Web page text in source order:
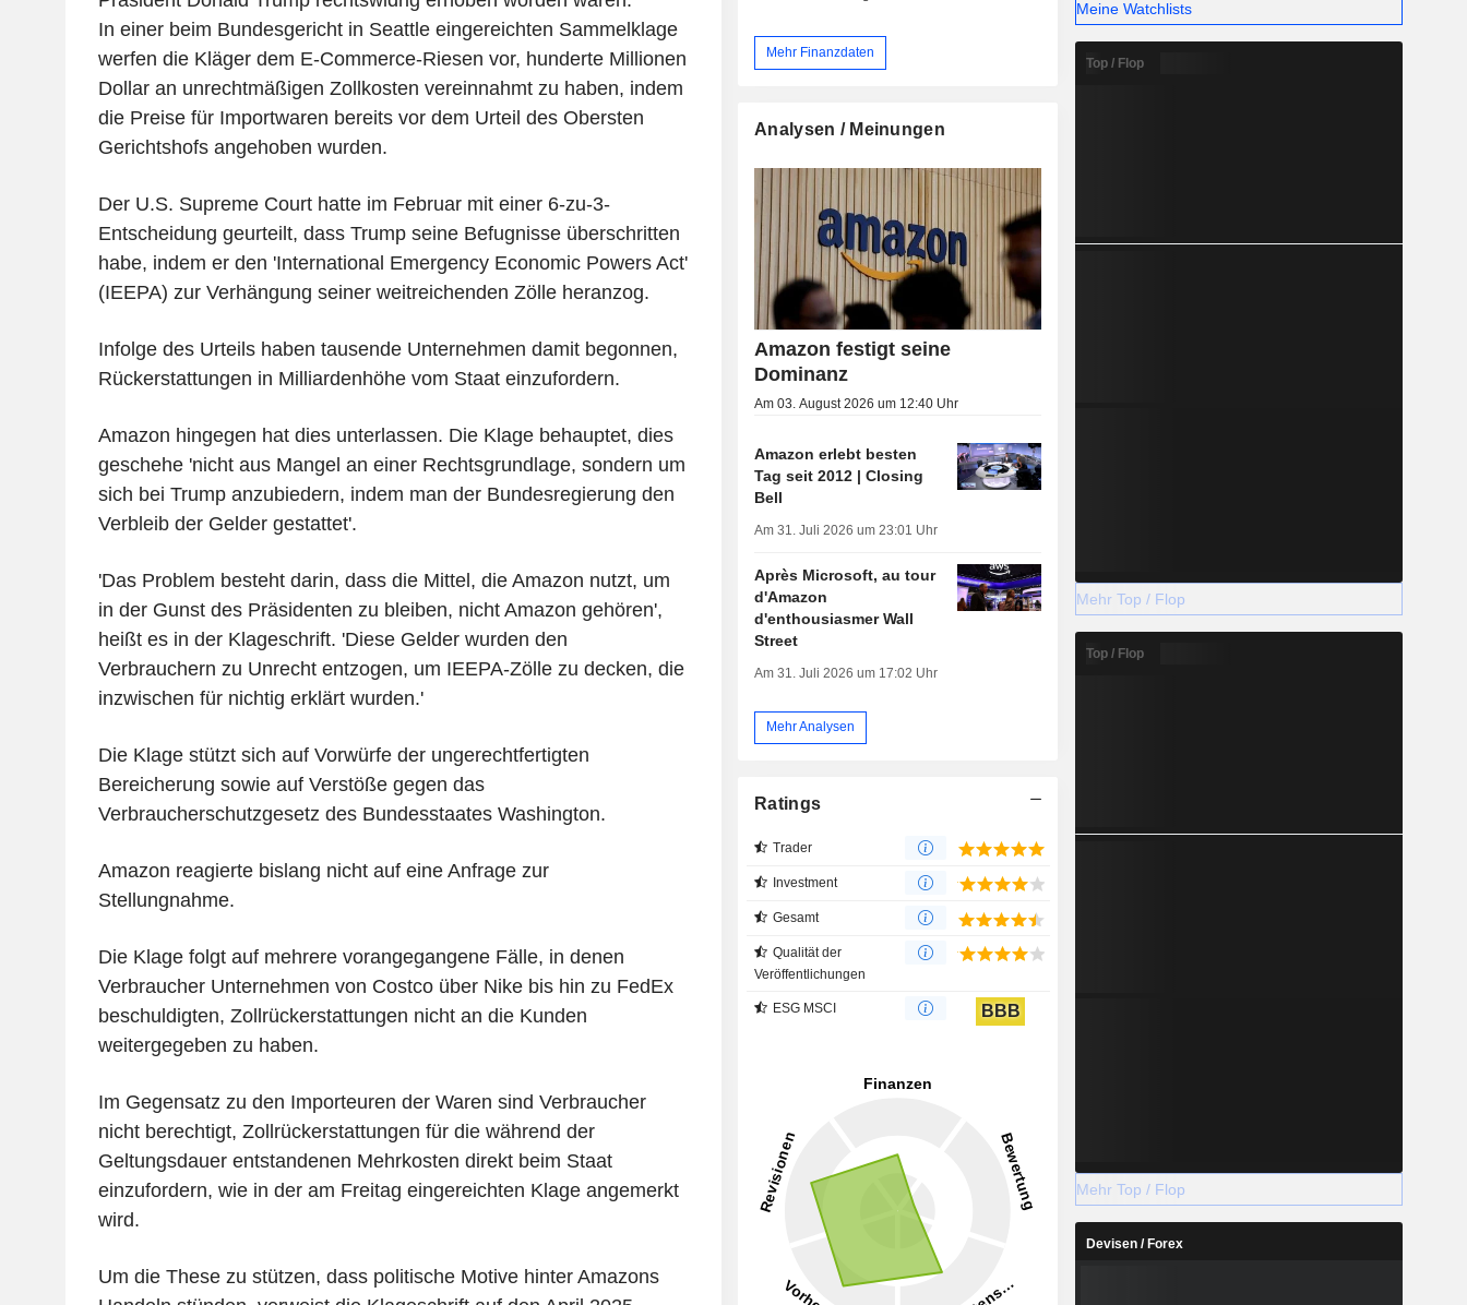
In einer beim Bundesgericht in Seattle eingereichten Sammelklage
werfen die Kläger dem E-Commerce-Riesen vor, hunderte Millionen
Dollar an unrechtmäßigen Zollkosten vereinnahmt zu haben, indem
die Preise für Importwaren bereits vor dem Urteil des Obersten
Gerichtshofs angehoben wurden.
Der U.S. Supreme Court hatte im Februar mit einer 6-zu-3-
Entscheidung geurteilt, dass Trump seine Befugnisse überschritten
habe, indem er den 'International Emergency Economic Powers Act'
(IEEPA) zur Verhängung seiner weitreichenden Zölle heranzog.
Infolge des Urteils haben tausende Unternehmen damit begonnen,
Rückerstattungen in Milliardenhöhe vom Staat einzufordern.
Amazon hingegen hat dies unterlassen. Die Klage behauptet, dies
geschehe 'nicht aus Mangel an einer Rechtsgrundlage, sondern um
sich bei Trump anzubiedern, indem man der Bundesregierung den
Verbleib der Gelder gestattet'.
'Das Problem besteht darin, dass die Mittel, die Amazon nutzt, um
in der Gunst des Präsidenten zu bleiben, nicht Amazon gehören',
heißt es in der Klageschrift. 'Diese Gelder wurden den
Verbrauchern zu Unrecht entzogen, um IEEPA-Zölle zu decken, die
inzwischen für nichtig erklärt wurden.'
Die Klage stützt sich auf Vorwürfe der ungerechtfertigten
Bereicherung sowie auf Verstöße gegen das
Verbraucherschutzgesetz des Bundesstaates Washington.
Amazon reagierte bislang nicht auf eine Anfrage zur
Stellungnahme.
Die Klage folgt auf mehrere vorangegangene Fälle, in denen
Verbraucher Unternehmen von Costco über Nike bis hin zu FedEx
beschuldigten, Zollrückerstattungen nicht an die Kunden
weitergegeben zu haben.
Im Gegensatz zu den Importeuren der Waren sind Verbraucher
nicht berechtigt, Zollrückerstattungen für die während der
Geltungsdauer entstandenen Mehrkosten direkt beim Staat
einzufordern, wie in der am Freitag eingereichten Klage angemerkt
wird.
Um die These zu stützen, dass politische Motive hinter Amazons
Mehr Finanzdaten
Analysen / Meinungen
Amazon festigt seine
Dominanz
Am 03. August 2026 um 12:40 Uhr
Amazon erlebt besten
Tag seit 2012 | Closing
Bell
Am 31. Juli 2026 um 23:01 Uhr
Après Microsoft, au tour
d'Amazon
d'enthousiasmer Wall
Street
Am 31. Juli 2026 um 17:02 Uhr
Mehr Analysen
Ratings
Trader
Investment
Gesamt
Qualität der
Veröffentlichungen
ESG MSCI BBB
Meine Watchlists
Top / Flop
Mehr Top / Flop
Top / Flop
Mehr Top / Flop
Devisen / Forex